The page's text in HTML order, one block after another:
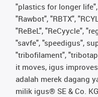
"plastics for longer
"Rawbot", "RBTX",
"ReBeL", "ReCyycle",
"savfe", "speedigus",
"tribofilament",
it moves, igus
adalah merek dagang
milik igus® SE & Co.